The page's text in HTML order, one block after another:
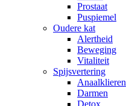
Prostaat
Puspiemel
Oudere kat
Alertheid
Beweging
Vitaliteit
Spijsvertering
Anaalklieren
Darmen
Detox